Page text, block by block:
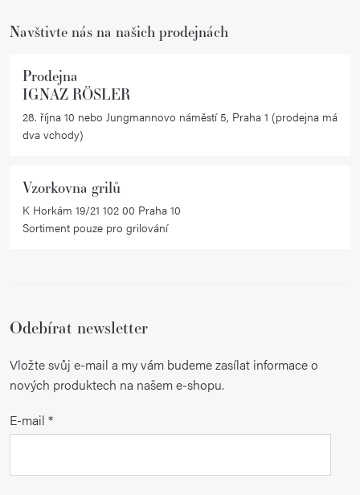
Navštivte nás na našich prodejnách
Prodejna
IGNAZ RÖSLER
28. října 10 nebo Jungmannovo náměstí 5, Praha 1 (prodejna má
dva vchody)
Vzorkovna grilů
K Horkám 19/21 102 00 Praha 10
Sortiment pouze pro grilování
Odebírat newsletter
Vložte svůj e-mail a my vám budeme zasílat informace o
nových produktech na našem e-shopu.
E-mail